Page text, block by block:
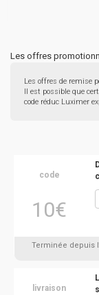
Les offres
Les offres de remise
Il est possible que
code réduc Luximer
code
10€
Terminée depuis
livraison